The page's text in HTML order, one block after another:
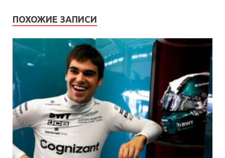
ПОХОЖИЕ ЗАПИСИ